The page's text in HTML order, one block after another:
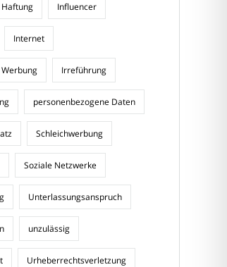
Haftung Influencer
Internet
Irreführung
personenbezogene Daten
Schleichwerbung
Soziale Netzwerke
Unterlassungsanspruch
unzulässig
Urheberrechtsverletzung